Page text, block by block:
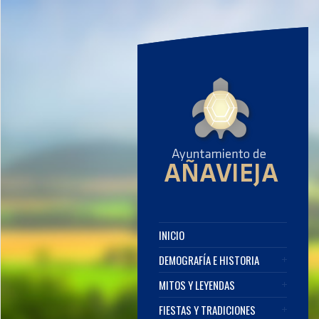
INICIO
DEMOGRAFÍA E HISTORIA
MITOS Y LEYENDAS
FIESTAS Y TRADICIONES